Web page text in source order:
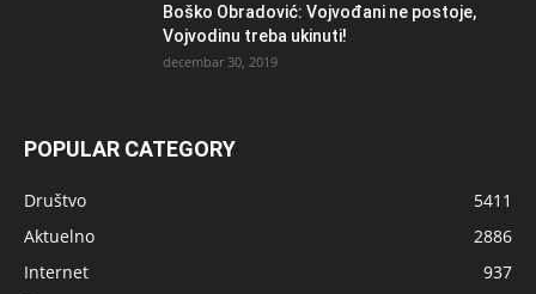
Boško Obradović: Vojvođani ne postoje,
Vojvodinu treba ukinuti!
decembar 30, 2019
POPULAR CATEGORY
Društvo
5411
Aktuelno
2886
Internet
937